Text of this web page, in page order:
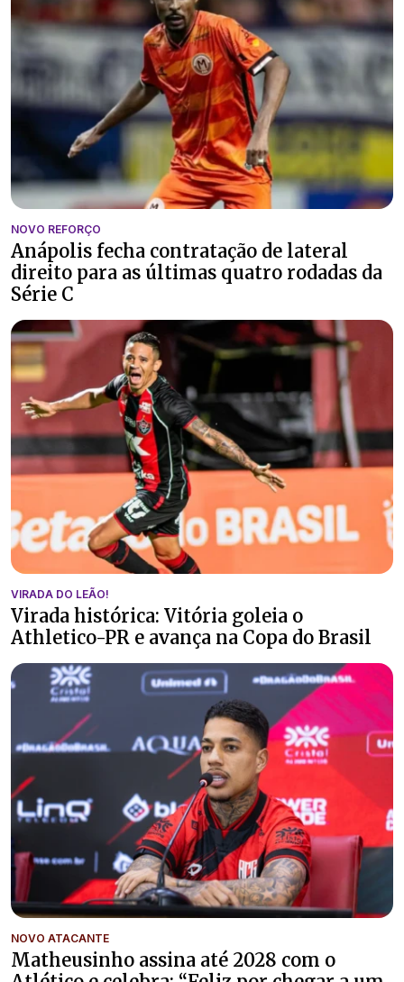
NOVO REFORÇO
Anápolis fecha contratação de lateral
direito para as últimas quatro rodadas da
Série C
VIRADA DO LEÃO!
Virada histórica: Vitória goleia o
Athletico-PR e avança na Copa do Brasil
NOVO ATACANTE
Matheusinho assina até 2028 com o